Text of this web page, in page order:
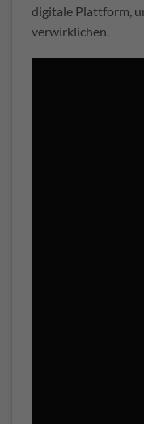
digitale Plattform,
verwirklichen.